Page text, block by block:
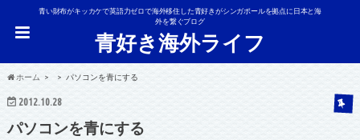
青い財布がキッカケで英語力ゼロで海外移住した青好きがシンガポールを拠点に日本と海
外を繋ぐブログ
青好き海外ライフ
ホーム パソコンを青にする
2012.10.28
パソコンを青にする